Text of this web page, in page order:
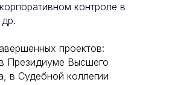
контроле в
проектов:
Президиуме Высшего
в Судебной коллегии